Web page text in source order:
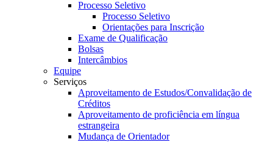
Processo Seletivo
Processo Seletivo
Orientações para Inscrição
Exame de Qualificação
Bolsas
Intercâmbios
Equipe
Serviços
Aproveitamento de Estudos/Convalidação de
Créditos
Aproveitamento de proficiência em língua
estrangeira
Mudança de Orientador